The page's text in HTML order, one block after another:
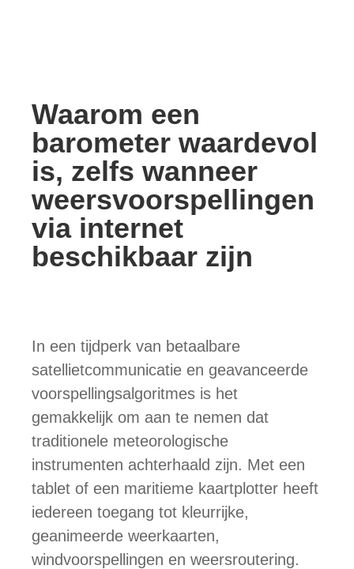
Waarom een ​​
barometer waardevol
is, zelfs wanneer
weersvoorspellingen
via internet
beschikbaar zijn
In een tijdperk van betaalbare
satellietcommunicatie en geavanceerde
voorspellingsalgoritmes is het
gemakkelijk om aan te nemen dat
traditionele meteorologische
instrumenten achterhaald zijn. Met een
tablet of een maritieme kaartplotter heeft
iedereen toegang tot kleurrijke,
geanimeerde weerkaarten,
windvoorspellingen en weersroutering.